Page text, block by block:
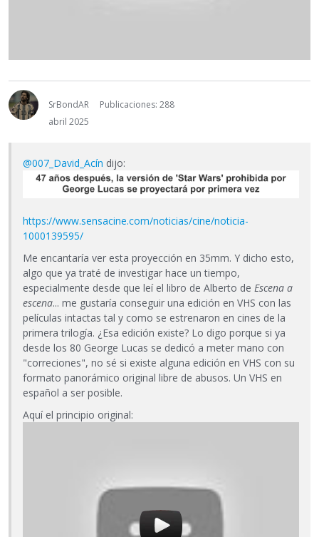
SrBondAR
Publicaciones: 288
abril 2025
@007_David_Acín dijo:
https://www.sensacine.com/noticias/cine/noticia-
1000139595/
Me encantaría ver esta proyección en 35mm. Y dicho esto,
algo que ya traté de investigar hace un tiempo,
especialmente desde que leí el libro de Alberto de Escena a
escena... me gustaría conseguir una edición en VHS con las
películas intactas tal y como se estrenaron en cines de la
primera trilogía. ¿Esa edición existe? Lo digo porque si ya
desde los 80 George Lucas se dedicó a meter mano con
"correciones", no sé si existe alguna edición en VHS con su
formato panorámico original libre de abusos. Un VHS en
español a ser posible.
Aquí el principio original: